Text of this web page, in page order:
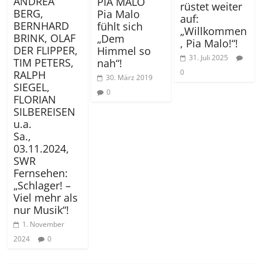
BERG,
BERNHARD
BRINK, OLAF
DER FLIPPER,
TIM PETERS,
RALPH
SIEGEL,
FLORIAN
SILBEREISEN
u.a.
Sa.,
03.11.2024,
SWR
Fernsehen:
„Schlager! –
Viel mehr als
nur Musik“!
1. November
2024
0
Pia Malo
fühlt sich
„Dem
Himmel so
nah“!
30. März 2019
0
rüstet weiter
auf:
„Willkommen
, Pia Malo!“!
31. Juli 2025
0